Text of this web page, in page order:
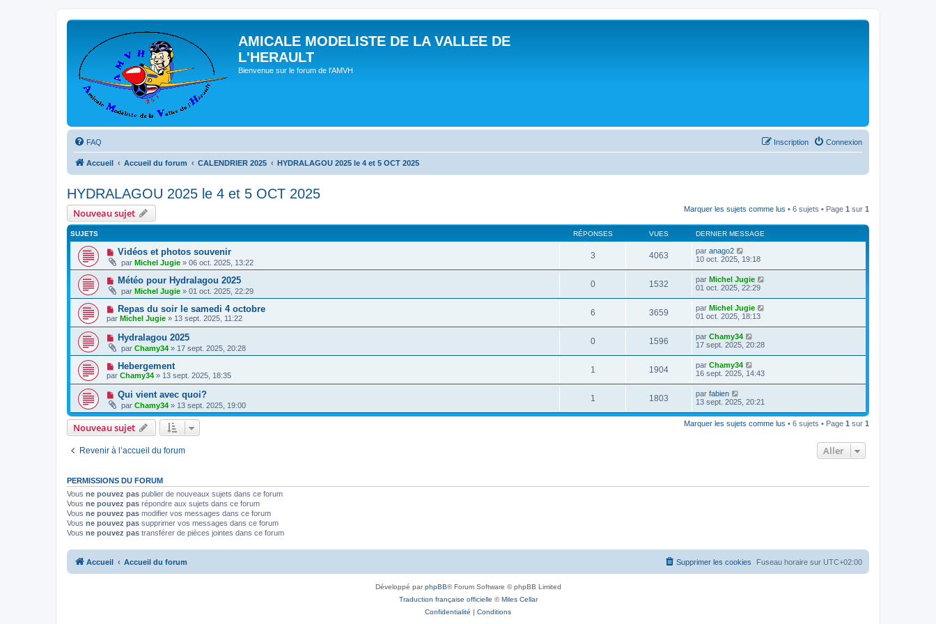
AMICALE MODELISTE DE LA VALLEE DE
L'HERAULT
Bienvenue sur le forum de l'AMVH
FAQ Connexion
Inscription
Accueil Accueil du forum CALENDRIER 2025 HYDRALAGOU 2025 le 4 et 5 OCT 2025
HYDRALAGOU 2025 le 4 et 5 OCT 2025
Nouveau sujet Marquer les sujets comme lus • 6 sujets • Page 1 sur 1
SUJETS RÉPONSES VUES DERNIER MESSAGE
Vidéos et photos souvenir
par Michel Jugie » 06 oct. 2025, 13:22
3 4063 par anago2
10 oct. 2025, 19:18
Météo pour Hydralagou 2025
par Michel Jugie » 01 oct. 2025, 22:29
0 1532 par Michel Jugie
01 oct. 2025, 22:29
Repas du soir le samedi 4 octobre
par Michel Jugie » 13 sept. 2025, 11:22
6 3659 par Michel Jugie
01 oct. 2025, 18:13
Hydralagou 2025
par Chamy34 » 17 sept. 2025, 20:28
0 1596 par Chamy34
17 sept. 2025, 20:28
Hebergement
par Chamy34 » 13 sept. 2025, 18:35
1 1904 par Chamy34
16 sept. 2025, 14:43
Qui vient avec quoi?
par Chamy34 » 13 sept. 2025, 19:00
1 1803 par fabien
13 sept. 2025, 20:21
Nouveau sujet Marquer les sujets comme lus • 6 sujets • Page 1 sur 1
Revenir à l’accueil du forum Aller
PERMISSIONS DU FORUM
Vous ne pouvez pas publier de nouveaux sujets dans ce forum
Vous ne pouvez pas répondre aux sujets dans ce forum
Vous ne pouvez pas modifier vos messages dans ce forum
Vous ne pouvez pas supprimer vos messages dans ce forum
Vous ne pouvez pas transférer de pièces jointes dans ce forum
Accueil Accueil du forum Fuseau horaire sur UTC+02:00
Supprimer les cookies
Développé parphpBB® Forum Software © phpBB Limited
Traduction française officielle ©Miles Cellar
Confidentialité | Conditions